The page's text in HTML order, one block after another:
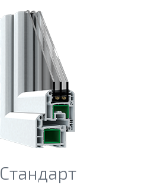
Стандарт